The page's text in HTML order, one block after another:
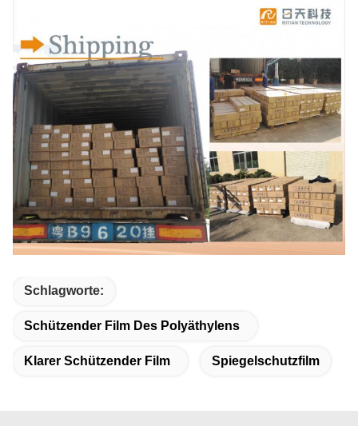
Schlagworte:
Schützender Film Des Polyäthylens
Klarer Schützender Film Spiegelschutzfilm